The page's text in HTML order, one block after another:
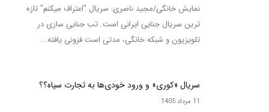
نمایش خانگی/مجید ناصری: سریال "اعتراف میکنم" تازه
ترین سریال جنایی ایرانی است. تب جنایی سازی در
تلویزیون و شبکه خانگی، مدتی است فزونی یافته...
سریال «کوری» و ورود خودی‌ها به تجارت سیاه؟؟
11 مرداد 1405